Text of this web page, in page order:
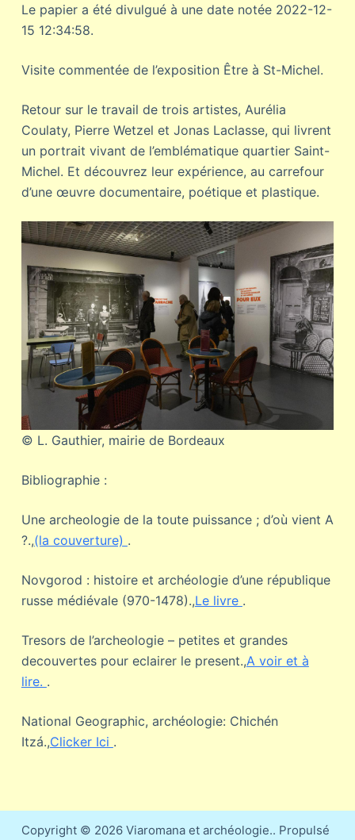
Le papier a été divulgué à une date notée 2022-12-
15 12:34:58.
Visite commentée de l’exposition Être à St-Michel.
Retour sur le travail de trois artistes, Aurélia
Coulaty, Pierre Wetzel et Jonas Laclasse, qui livrent
un portrait vivant de l’emblématique quartier Saint-
Michel. Et découvrez leur expérience, au carrefour
d’une œuvre documentaire, poétique et plastique.
© L. Gauthier, mairie de Bordeaux
Bibliographie :
Une archeologie de la toute puissance ; d’où vient A
?.,(la couverture) .
Novgorod : histoire et archéologie d’une république
russe médiévale (970-1478).,Le livre .
Tresors de l’archeologie – petites et grandes
decouvertes pour eclairer le present.,A voir et à
lire. .
National Geographic, archéologie: Chichén
Itzá.,Clicker Ici .
Copyright © 2026 Viaromana et archéologie.. Propulsé